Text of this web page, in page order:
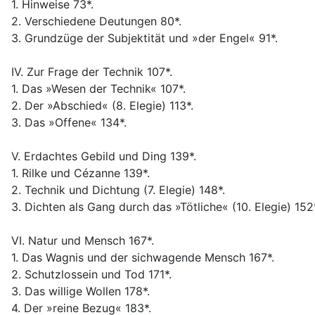
1. Hinweise 73*.
2. Verschiedene Deutungen 80*.
3. Grundzüge der Subjektität und »der Engel« 91*.
IV. Zur Frage der Technik 107*.
1. Das »Wesen der Technik« 107*.
2. Der »Abschied« (8. Elegie) 113*.
3. Das »Offene« 134*.
V. Erdachtes Gebild und Ding 139*.
1. Rilke und Cézanne 139*.
2. Technik und Dichtung (7. Elegie) 148*.
3. Dichten als Gang durch das »Tötliche« (10. Elegie)
VI. Natur und Mensch 167*.
1. Das Wagnis und der sichwagende Mensch 167*.
2. Schutzlossein und Tod 171*.
3. Das willige Wollen 178*.
4. Der »reine Bezug« 183*.